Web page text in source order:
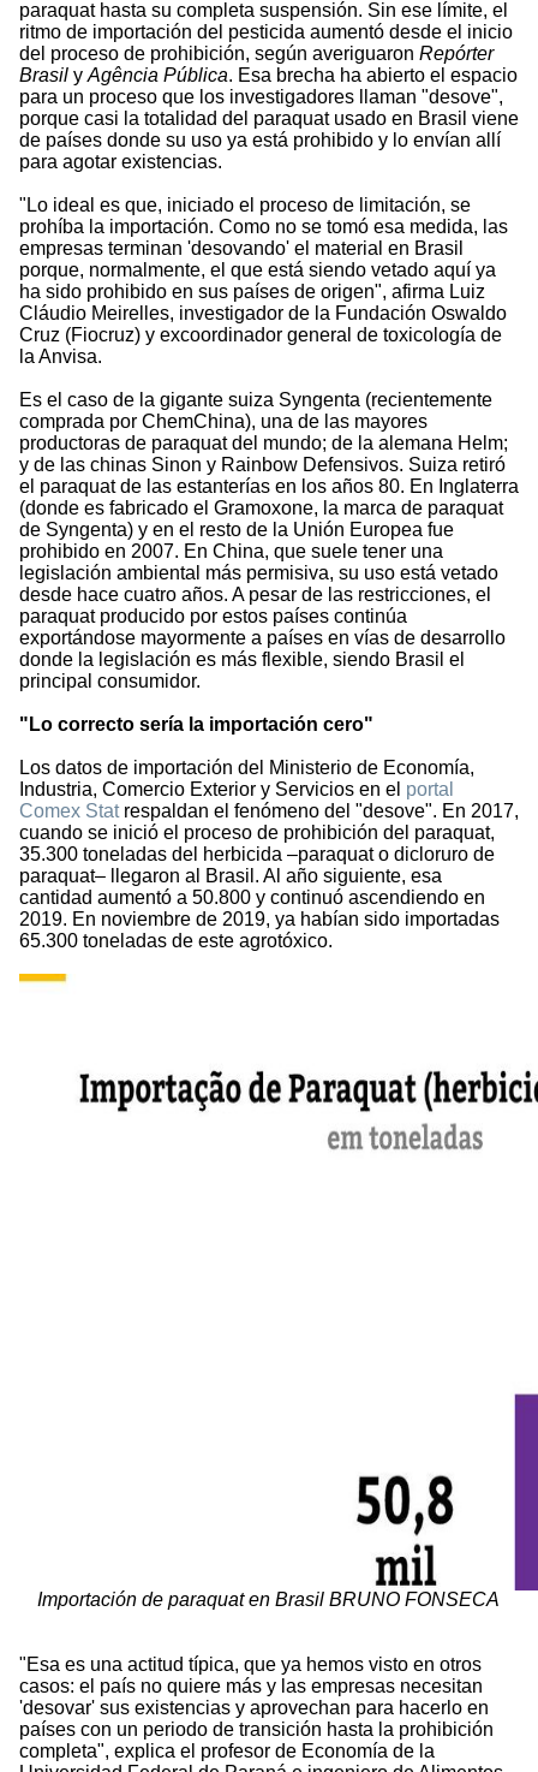
paraquat hasta su completa suspensión. Sin ese límite, el
ritmo de importación del pesticida aumentó desde el inicio
del proceso de prohibición, según averiguaron Repórter
Brasil y Agência Pública. Esa brecha ha abierto el espacio
para un proceso que los investigadores llaman "desove",
porque casi la totalidad del paraquat usado en Brasil viene
de países donde su uso ya está prohibido y lo envían allí
para agotar existencias.
"Lo ideal es que, iniciado el proceso de limitación, se
prohíba la importación. Como no se tomó esa medida, las
empresas terminan 'desovando' el material en Brasil
porque, normalmente, el que está siendo vetado aquí ya
ha sido prohibido en sus países de origen", afirma Luiz
Cláudio Meirelles, investigador de la Fundación Oswaldo
Cruz (Fiocruz) y excoordinador general de toxicología de
la Anvisa.
Es el caso de la gigante suiza Syngenta (recientemente
comprada por ChemChina), una de las mayores
productoras de paraquat del mundo; de la alemana Helm;
y de las chinas Sinon y Rainbow Defensivos. Suiza retiró
el paraquat de las estanterías en los años 80. En Inglaterra
(donde es fabricado el Gramoxone, la marca de paraquat
de Syngenta) y en el resto de la Unión Europea fue
prohibido en 2007. En China, que suele tener una
legislación ambiental más permisiva, su uso está vetado
desde hace cuatro años. A pesar de las restricciones, el
paraquat producido por estos países continúa
exportándose mayormente a países en vías de desarrollo
donde la legislación es más flexible, siendo Brasil el
principal consumidor.
"Lo correcto sería la importación cero"
Los datos de importación del Ministerio de Economía,
Industria, Comercio Exterior y Servicios en el portal
Comex Statrespaldan el fenómeno del "desove". En 2017,
cuando se inició el proceso de prohibición del paraquat,
35.300 toneladas del herbicida –paraquat o dicloruro de
paraquat– llegaron al Brasil. Al año siguiente, esa
cantidad aumentó a 50.800 y continuó ascendiendo en
2019. En noviembre de 2019, ya habían sido importadas
65.300 toneladas de este agrotóxico.
Importación de paraquat en Brasil BRUNO FONSECA
"Esa es una actitud típica, que ya hemos visto en otros
casos: el país no quiere más y las empresas necesitan
'desovar' sus existencias y aprovechan para hacerlo en
países con un periodo de transición hasta la prohibición
completa", explica el profesor de Economía de la